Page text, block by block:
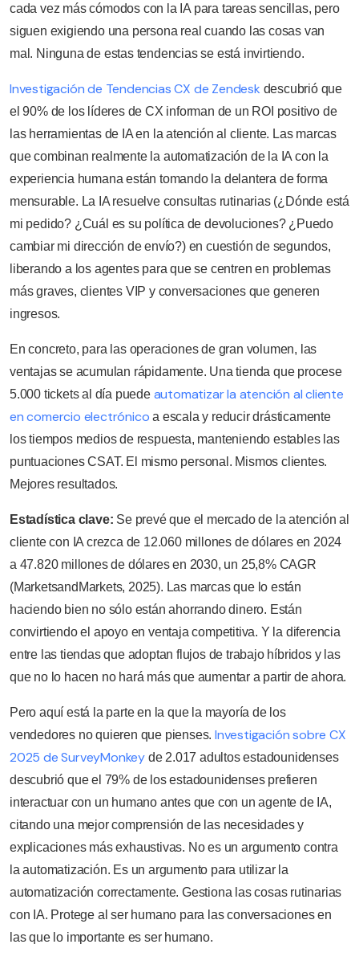
cada vez más cómodos con la IA para tareas sencillas, pero
siguen exigiendo una persona real cuando las cosas van
mal. Ninguna de estas tendencias se está invirtiendo.
Investigación de Tendencias CX de Zendesk descubrió que
el 90% de los líderes de CX informan de un ROI positivo de
las herramientas de IA en la atención al cliente. Las marcas
que combinan realmente la automatización de la IA con la
experiencia humana están tomando la delantera de forma
mensurable. La IA resuelve consultas rutinarias (¿Dónde está
mi pedido? ¿Cuál es su política de devoluciones? ¿Puedo
cambiar mi dirección de envío?) en cuestión de segundos,
liberando a los agentes para que se centren en problemas
más graves, clientes VIP y conversaciones que generen
ingresos.
En concreto, para las operaciones de gran volumen, las
ventajas se acumulan rápidamente. Una tienda que procese
5.000 tickets al día puede automatizar la atención al cliente
en comercio electrónico a escala y reducir drásticamente
los tiempos medios de respuesta, manteniendo estables las
puntuaciones CSAT. El mismo personal. Mismos clientes.
Mejores resultados.
Estadística clave: Se prevé que el mercado de la atención al
cliente con IA crezca de 12.060 millones de dólares en 2024
a 47.820 millones de dólares en 2030, un 25,8% CAGR
(MarketsandMarkets, 2025). Las marcas que lo están
haciendo bien no sólo están ahorrando dinero. Están
convirtiendo el apoyo en ventaja competitiva. Y la diferencia
entre las tiendas que adoptan flujos de trabajo híbridos y las
que no lo hacen no hará más que aumentar a partir de ahora.
Pero aquí está la parte en la que la mayoría de los
vendedores no quieren que pienses. Investigación sobre CX
2025 de SurveyMonkey de 2.017 adultos estadounidenses
descubrió que el 79% de los estadounidenses prefieren
interactuar con un humano antes que con un agente de IA,
citando una mejor comprensión de las necesidades y
explicaciones más exhaustivas. No es un argumento contra
la automatización. Es un argumento para utilizar la
automatización correctamente. Gestiona las cosas rutinarias
con IA. Protege al ser humano para las conversaciones en
las que lo importante es ser humano.